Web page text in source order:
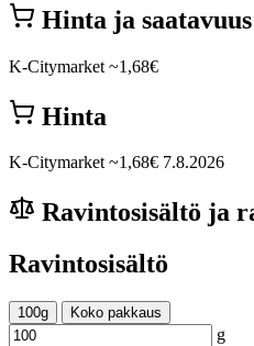
Hinta ja saatavuus
K-Citymarket ~1,68€
Hinta
K-Citymarket ~1,68€ 7.8.2026
Ravintosisältö ja
Ravintosisältö
100g Koko pakkaus
g